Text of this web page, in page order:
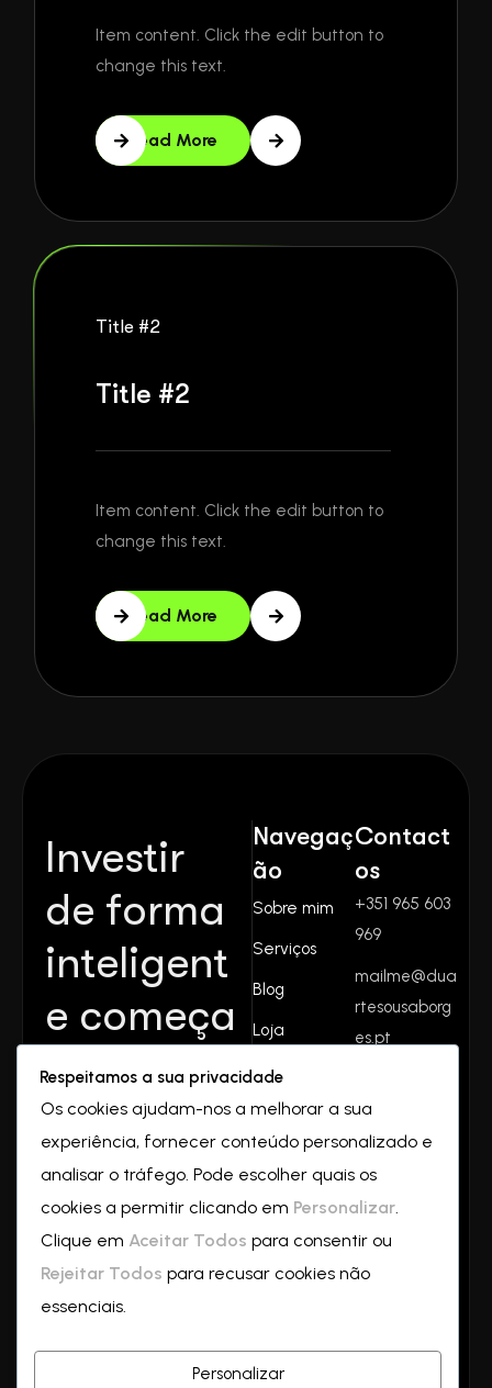
Item content. Click the edit button to
change this text.
Read More
Title #2
Title #2
Item content. Click the edit button to
change this text.
Read More
Investir
de forma
inteligent
e começa
aqui.
Juntos
crescemo
s— a
partir de
Navegaç
ão
Sobre mim
Serviços
Blog
Loja
Contactos
Contact
os
+351 965 603
969
mailme@dua
rtesousaborg
es.pt
valverde
Nº32
2550-069
Vilar
Respeitamos a sua privacidade
Os cookies ajudam-nos a melhorar a sua
experiência, fornecer conteúdo personalizado e
analisar o tráfego. Pode escolher quais os
cookies a permitir clicando em Personalizar.
Clique em Aceitar Todos para consentir ou
Rejeitar Todos para recusar cookies não
essenciais.
Personalizar